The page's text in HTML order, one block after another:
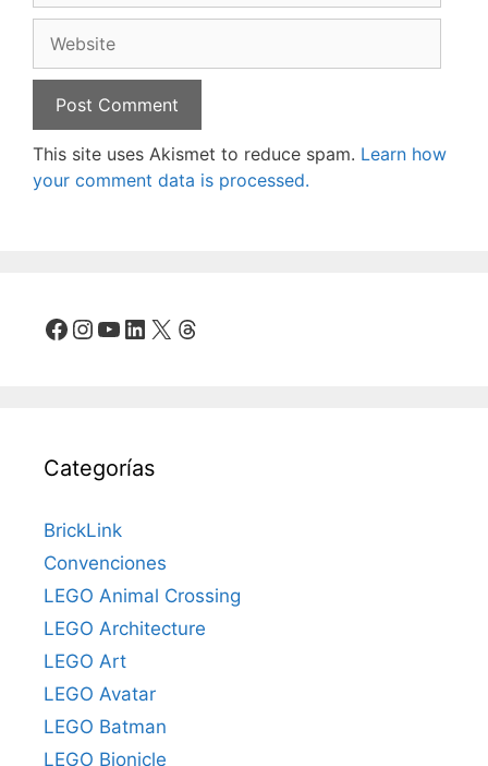
This site uses Akismet to reduce spam. Learn how
your comment data is processed.
Facebook
Instagram
YouTube
LinkedIn
X Threads
Categorías
BrickLink
Convenciones
LEGO Animal Crossing
LEGO Architecture
LEGO Art
LEGO Avatar
LEGO Batman
LEGO Bionicle